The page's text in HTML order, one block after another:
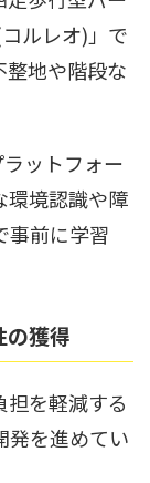
ルレオ)」で
整地や階段な
ットフォー
環境認識や障
事前に学習
の獲得
を軽減する
発を進めてい